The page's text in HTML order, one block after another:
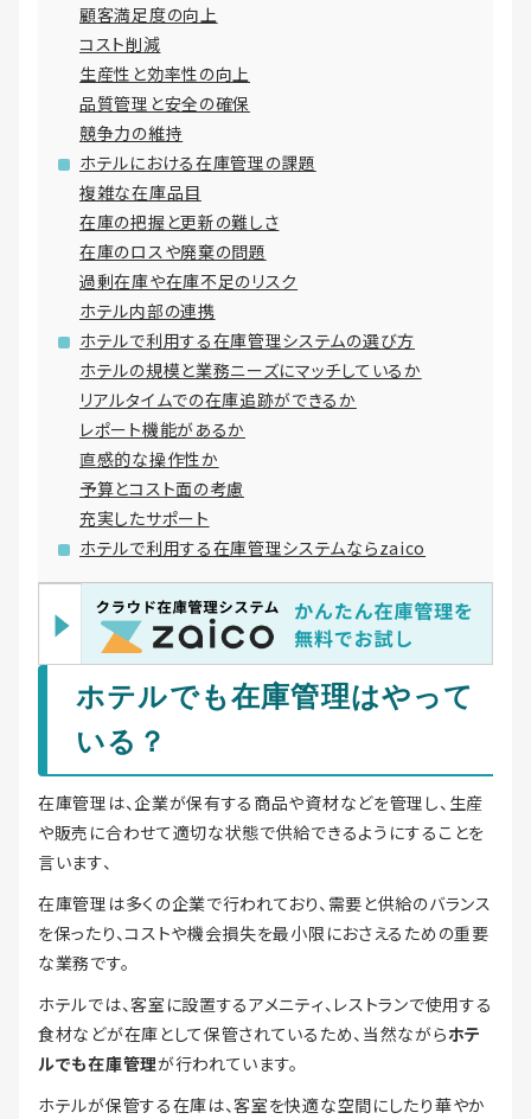
顧客満足度の向上
コスト削減
生産性と効率性の向上
品質管理と安全の確保
競争力の維持
ホテルにおける在庫管理の課題
複雑な在庫品目
在庫の把握と更新の難しさ
在庫のロスや廃棄の問題
過剰在庫や在庫不足のリスク
ホテル内部の連携
ホテルで利用する在庫管理システムの選び方
ホテルの規模と業務ニーズにマッチしているか
リアルタイムでの在庫追跡ができるか
レポート機能があるか
直感的な操作性か
予算とコスト面の考慮
充実したサポート
ホテルで利用する在庫管理システムならzaico
ホテルでも在庫管理はやって
いる？
在庫管理は、企業が保有する商品や資材などを管理し、生産
や販売に合わせて適切な状態で供給できるようにすることを
言います、
在庫管理は多くの企業で行われており、需要と供給のバランス
を保ったり、コストや機会損失を最小限におさえるための重要
な業務です。
ホテルでは、客室に設置するアメニティ、レストランで使用する
食材などが在庫として保管されているため、当然ながらホテ
ルでも在庫管理が行われています。
ホテルが保管する在庫は、客室を快適な空間にしたり華やか